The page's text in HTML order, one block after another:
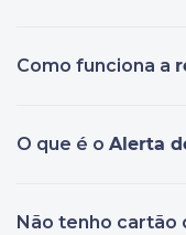
Como funciona a
O que é o Alerta
Não tenho cartão